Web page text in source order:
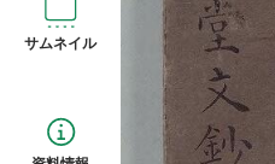
サムネイル